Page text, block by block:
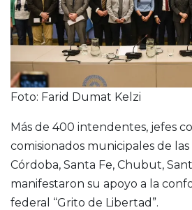
Foto: Farid Dumat Kelzi
Más de 400 intendentes, jefes
comisionados municipales de
Córdoba, Santa Fe, Chubut,
manifestaron su apoyo a la
federal “Grito de Libertad”.